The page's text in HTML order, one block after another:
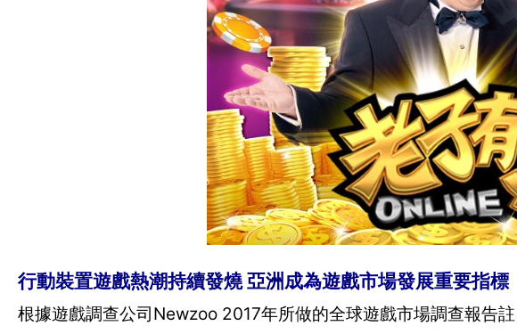
行動裝置遊戲熱潮持續發燒 亞洲成為遊戲市場發展重要指標
根據遊戲調查公司Newzoo 2017年所做的全球遊戲市場調查報告